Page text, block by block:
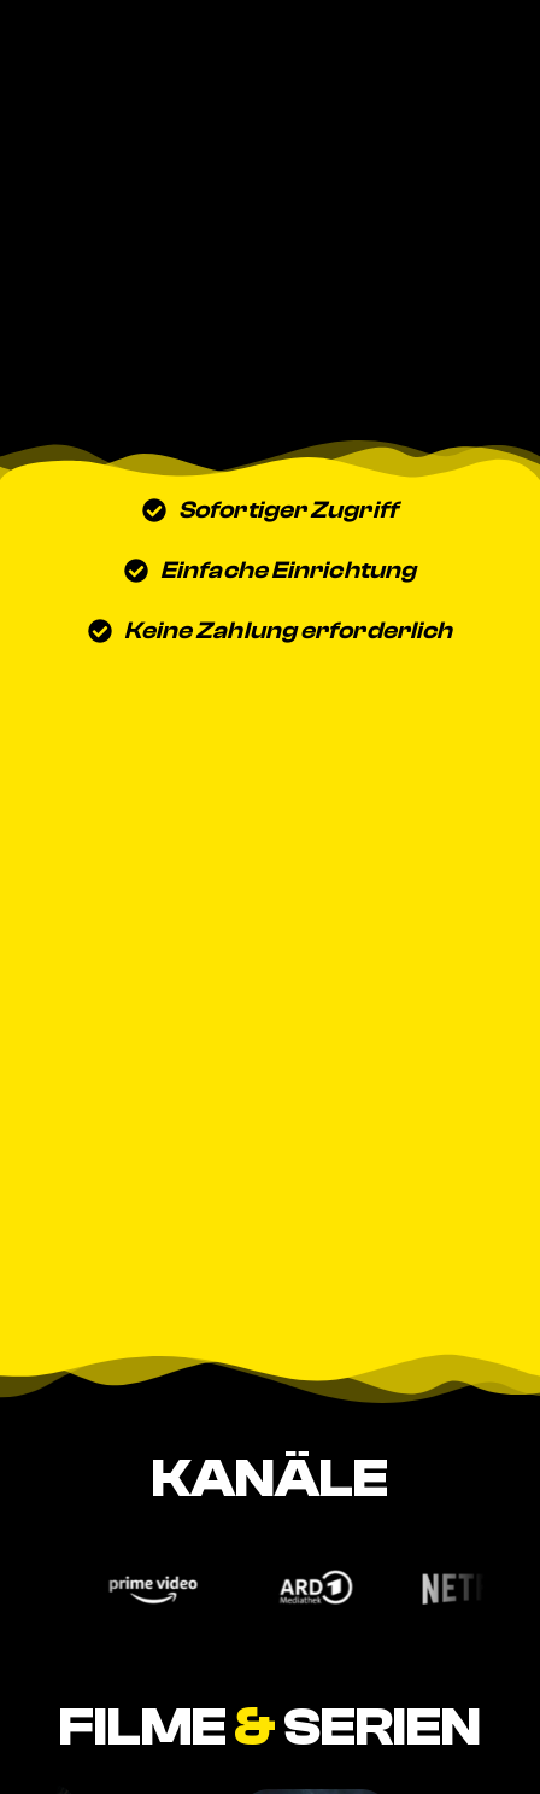
Sofortiger Zugriff
Einfache Einrichtung
Keine Zahlung erforderlich
KANÄLE
FILME&SERIEN